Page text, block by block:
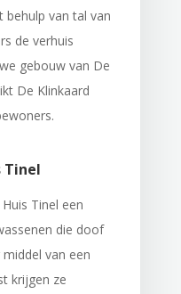
van tal van
de verhuis
gebouw van De
De Klinkaard
Tinel
Tinel een
die doof
van een
krijgen ze